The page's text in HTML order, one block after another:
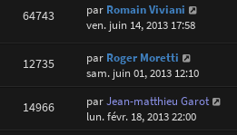
64743 par Romain Viviani
ven. juin 14, 2013 17:58
12735 par Roger Moretti
sam. juin 01, 2013 12:10
14966 parJean-matthieu Garot
lun. févr. 18, 2013 22:00